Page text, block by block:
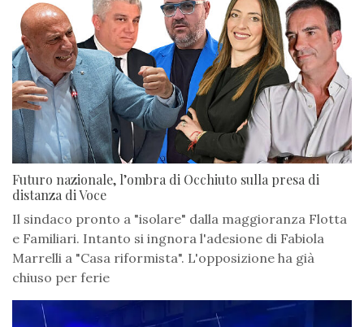
Futuro nazionale, l’ombra di Occhiuto sulla presa di
distanza di Voce
Il sindaco pronto a "isolare" dalla maggioranza Flotta
e Familiari. Intanto si ingnora l'adesione di Fabiola
Marrelli a "Casa riformista". L'opposizione ha già
chiuso per ferie